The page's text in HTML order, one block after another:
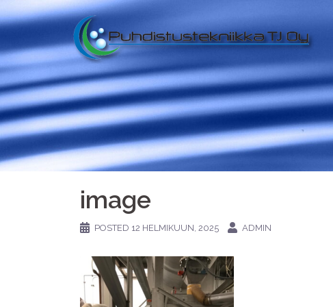
image
POSTED 12 HELMIKUUN, 2025 ADMIN